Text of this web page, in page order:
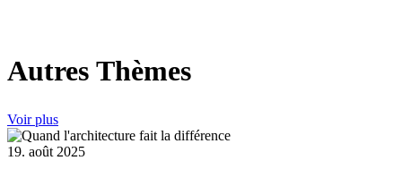
Autres Thèmes
Voir plus
19. août 2025